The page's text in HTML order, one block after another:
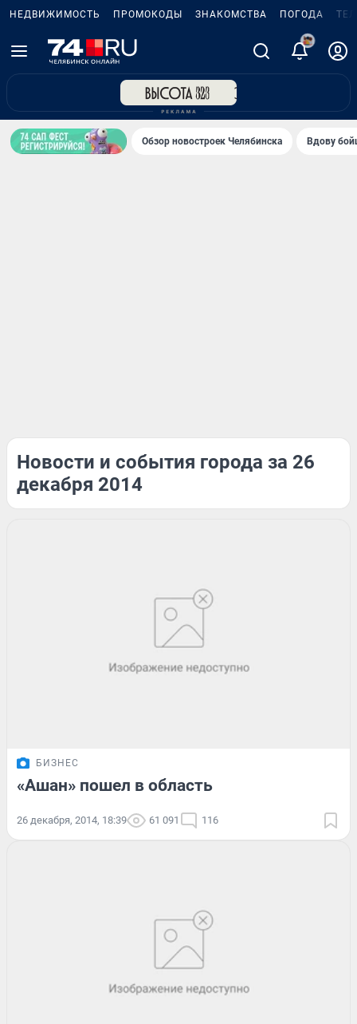
НЕДВИЖИМОСТЬ ПРОМОКОДЫ ЗНАКОМСТВА ПОГОДА
5
Обзор новостроек Челябинска Вдову
Новости и события города за 26
декабря 2014
БИЗНЕС
«Ашан» пошел в область
26 декабря, 2014, 18:39 61 091 116